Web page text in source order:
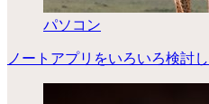
パソコン
ノートアプリをいろいろ検討